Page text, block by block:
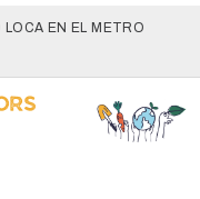
LOCA EN EL METRO